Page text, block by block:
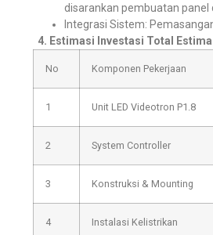
disarankan pembuatan panel
Integrasi Sistem:
4. Estimasi Investasi Total
No Komponen Pekerjaan
1 Unit LED Videotron P1.8
2 System Controller
3 Konstruksi & Mounting
4 Instalasi Kelistrikan